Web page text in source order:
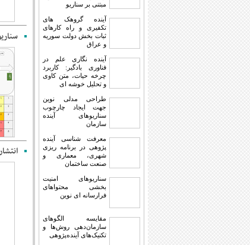
مبتنی بر سناریو
آینده گروهک های
تکفیری و راه کارهای
ثبات بخش دولت سوریه
و عراق
آینده نگاری علم در
فناوری بادگیر: کاربرد
چرخه حیات، متن کاوی
و تحلیل خوشه ای
طراحی مدلی نوین
جهت ایجاد چارچوب
سناریوهای آینده
سازمان
معرفت شناسی آینده
پژوهی در برنامه ریزی
شهری، معماری و
صنعت ساختمان
سناریوهای امنیت
بخشی محتواهای
فرارسانه ای نوین
مقایسه‏ الگوهای
سازمان‌دهی روش‌ها و
تکنیک‌های آینده‌پژوهی